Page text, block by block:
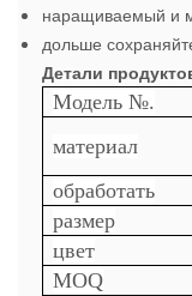
наращиваемый и
дольше
Детали
Модель №.
материал
обработать
размер
цвет
MOQ